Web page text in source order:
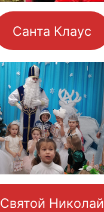
Санта Клаус
Святой Николай